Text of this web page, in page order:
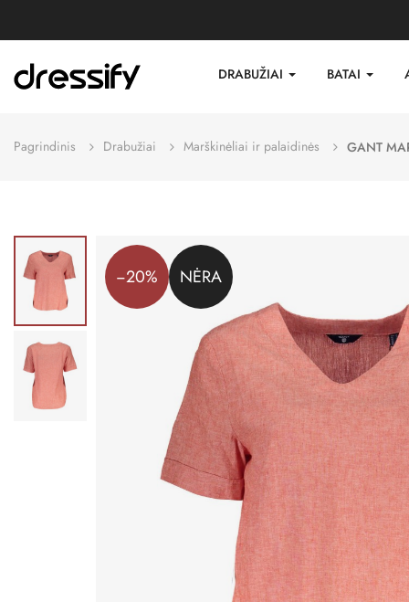
DRABUŽIAI BATAI
Pagrindinis Drabužiai Marškinėliai ir palaidinės GANT
−20% NĖRA